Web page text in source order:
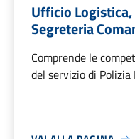
Ufficio
Segreteria
Comprende le
del servizio di Polizia